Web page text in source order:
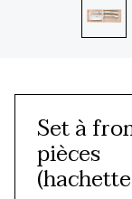
Set à
pièces